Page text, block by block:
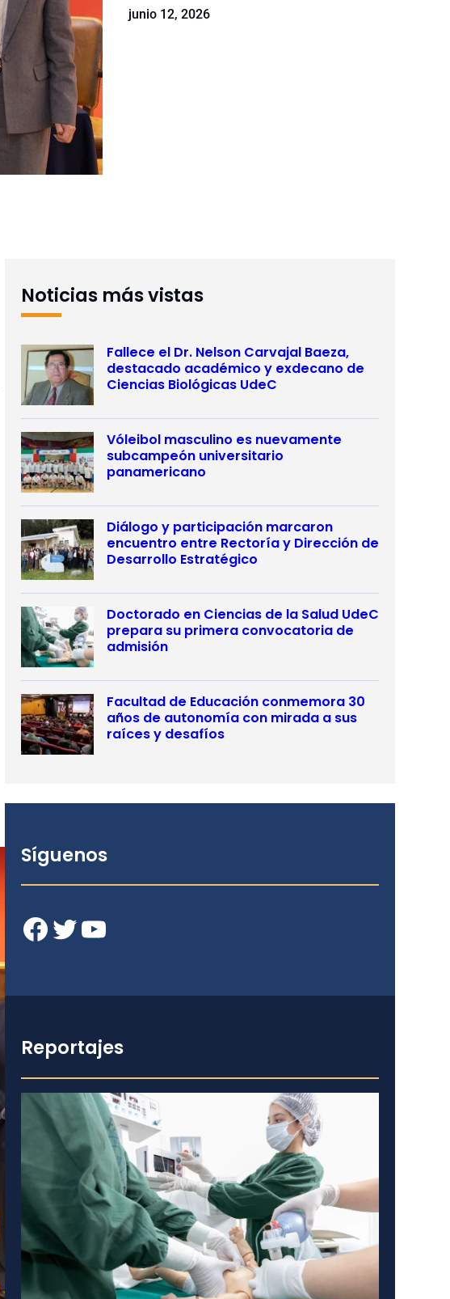
junio 12, 2026
Noticias más vistas
Fallece el Dr. Nelson Carvajal Baeza,
destacado académico y exdecano de
Ciencias Biológicas UdeC
Vóleibol masculino es nuevamente
subcampeón universitario
panamericano
Diálogo y participación marcaron
encuentro entre Rectoría y Dirección de
Desarrollo Estratégico
Doctorado en Ciencias de la Salud UdeC
prepara su primera convocatoria de
admisión
Facultad de Educación conmemora 30
años de autonomía con mirada a sus
raíces y desafíos
Síguenos
Facebook Twitter YouTube
Reportajes